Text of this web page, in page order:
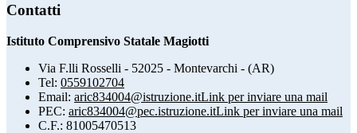
Contatti
Istituto Comprensivo Statale Magiotti
Via F.lli Rosselli - 52025 - Montevarchi - (AR)
Tel: 0559102704
Email: aric834004@istruzione.itLink per inviare una mail
PEC: aric834004@pec.istruzione.itLink per inviare una mail
C.F.: 81005470513